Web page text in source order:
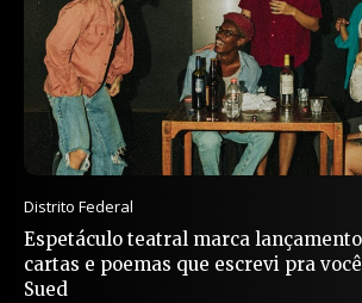
Distrito Federal
Espetáculo teatral marca
cartas e poemas que escrevi pra
Sued